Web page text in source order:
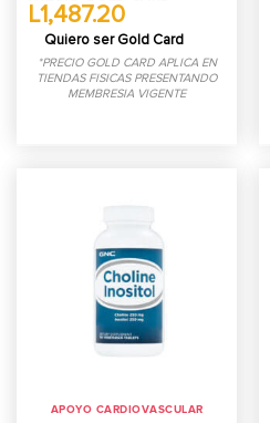
L1,487.20
Quiero ser Gold Card
*PRECIO GOLD CARD APLICA EN
TIENDAS FISICAS PRESENTANDO
MEMBRESIA VIGENTE
APOYO CARDIOVASCULAR